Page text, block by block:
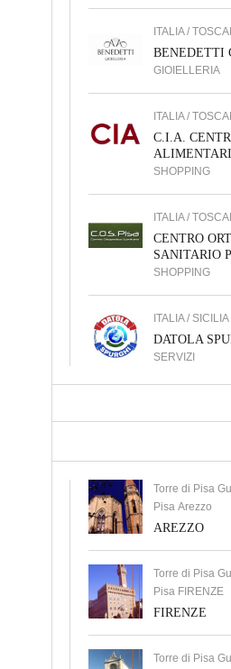
ITALIA /
BENEDETTI
GIOIELLERIA
ITALIA /
C.I.A.
ALIMENTARI
SHOPPING
ITALIA /
CENTRO
SANITARIO
SHOPPING
ITALIA /
DATOLA
SERVIZI
Torre di Pisa
Pisa Arezzo
AREZZO
Torre di Pisa
Pisa FIRENZE
FIRENZE
Torre di Pisa